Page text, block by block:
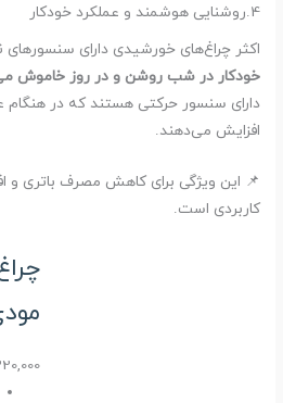
4.روشنایی هوشمند و عملکرد خودکار
اکثر چراغ‌های خورشیدی دارای
خودکار در شب روشن و در روز خاموش
دارای سنسور حرکتی هستند که در هنگام
افزایش می‌دهند.
📌 این ویژگی برای کاهش مصرف باتری و
کاربردی است.